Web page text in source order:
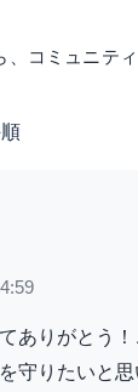
、コミュニテ
ありがとう！
守りたいと